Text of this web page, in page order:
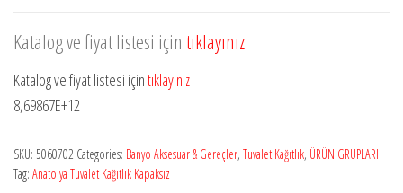
Katalog ve fiyat listesi içintıklayınız
Katalog ve fiyat listesi içintıklayınız
8,69867E+12
SKU: 5060702 Categories: Banyo Aksesuar & Gereçler, Tuvalet Kağıtlık, ÜRÜN GRUPLARI
Tag: Anatolya Tuvalet Kağıtlık Kapaksız